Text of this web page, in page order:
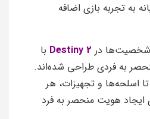
به تجربه بازی اضافه
در Destiny 2 با
به فردی طراحی شده‌اند.
اسلحه‌ها و تجهیزات، هر
هویت منحصر به فرد